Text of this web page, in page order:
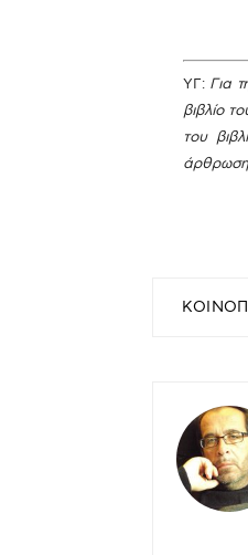
ΥΓ: Για
βιβλίο
του
άρθρωση